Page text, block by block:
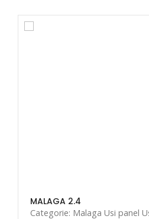
MALAGA 2.4
Categorie: Malaga Usi panel